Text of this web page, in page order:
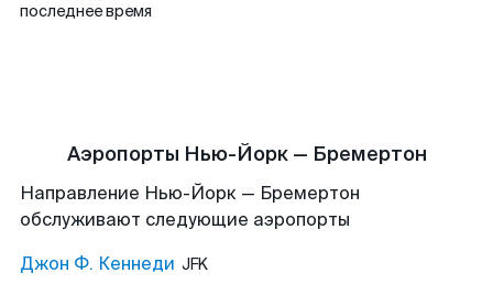
последнее время
Аэропорты Нью-Йорк — Бремертон
Направление Нью-Йорк — Бремертон
обслуживают следующие аэропорты
Джон Ф. Кеннеди JFK